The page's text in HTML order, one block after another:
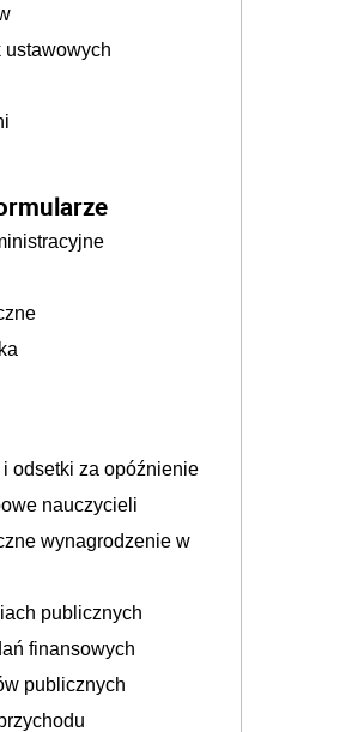
ustawowych
odsetki za opóźnienie
nauczycieli
wynagrodzenie w
publicznych
finansowych
publicznych